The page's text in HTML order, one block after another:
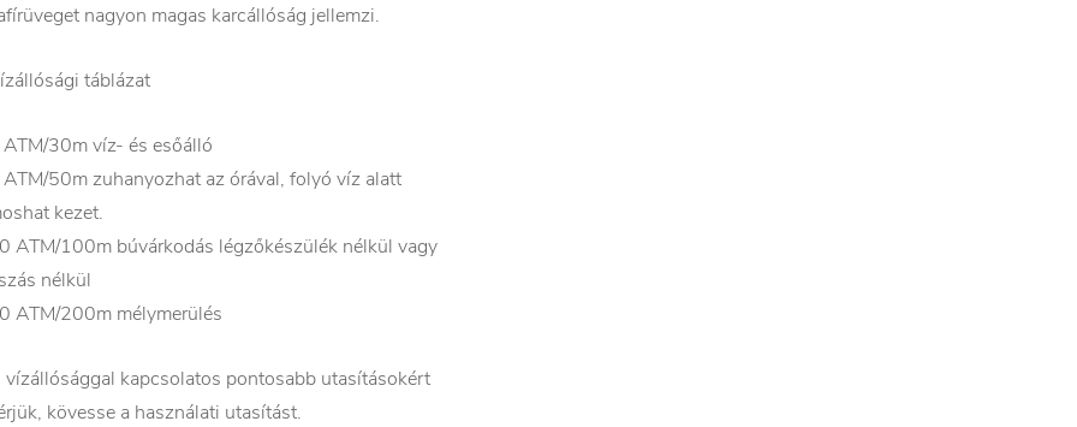
nagyon magas karcállóság jellemzi.
táblázat
30m víz- és esőálló
50m zuhanyozhat az órával, folyó víz alatt
kezet.
ATM/100m búvárkodás légzőkészülék nélkül vagy
nélkül
ATM/200m mélymerülés
vízállósággal kapcsolatos pontosabb utasításokért
kövesse a használati utasítást.